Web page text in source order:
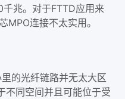
兆。对于FTTD应用来
MPO连接不太实用。
的光纤链路并无太大区
不同空间并且可能位于受